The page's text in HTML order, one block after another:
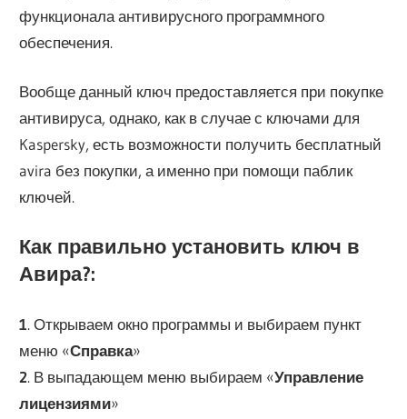
функционала антивирусного программного
обеспечения.
Вообще данный ключ предоставляется при покупке
антивируса, однако, как в случае с ключами для
Kaspersky, есть возможности получить бесплатный
avira без покупки, а именно при помощи паблик
ключей.
Как правильно установить ключ в
Авира?:
1. Открываем окно программы и выбираем пункт
меню «Справка»
2. В выпадающем меню выбираем «Управление
лицензиями»